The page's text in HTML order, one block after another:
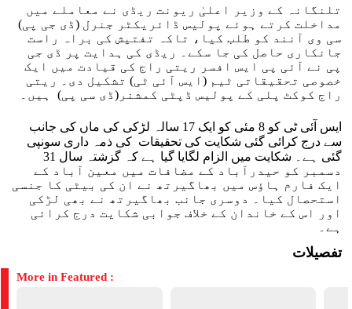
تلنگانہ کے وزیر اعلیٰ ریونت ریڈی نے معاملے میں
مداخلت کرتے ہوئے پولیس ڈائریکٹر جنرل (ڈی جی پی)
سی وی آنند کو طلب کیا، تاکہ تفتیش کی براہ راست
جانکاری حاصل کی جا سکے۔ ریڈی کی ہدایت پر ڈی جی
پی نے آئی پی ایس افسر ریتی راج کی قیادت میں ایک
خصوصی تحقیقاتی ٹیم (ایس آئی ٹی) تشکیل دی۔ ریتی
راج کوکٹ پلی کے پولیس ڈپٹی کمشنر(ڈی سی پی) ہیں۔
ایس آئی ٹی کو 8 مئی کو ایک 17 سالہ لڑکی کی ماں کی جانب
سے درج کرائی گئی شکایت کی تحقیقات کی ذمہ داری سونپی
گئی ہے۔ شکایت میں الزام لگایا گیا ہے کہ گزشتہ سال 31
دسمبر کو حیدرآباد کے مضافات میں معین آباد کے
ایک فارم ہاؤس میں بھاگیرتھ نے ان کی بیٹی کا جنسی
استحصال کیا۔ دوسری جانب بھاگیرتھ نے بھی لڑکی
اور اس کے خاندان کے خلاف جوابی شکایت درج کرائی
ہے۔
تفصیلات
More in Featured :